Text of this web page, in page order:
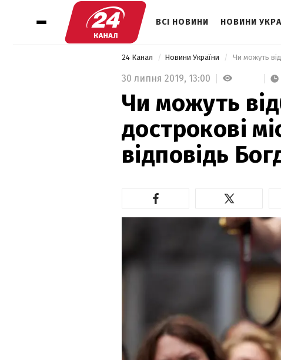
ВСІ НОВИНИ НОВИНИ
24 Канал Новини України Чи можуть
30 липня 2019, 13:00
Чи можуть
дострокові
відповідь